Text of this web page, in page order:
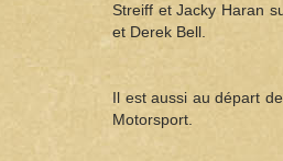
Streiff et Jacky Haran
et Derek Bell.
Il est aussi au départ
Motorsport.